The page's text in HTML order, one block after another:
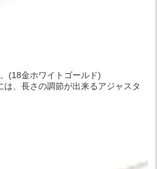
(18金ホワイトゴールド)
、長さの調節が出来るアジャスタ